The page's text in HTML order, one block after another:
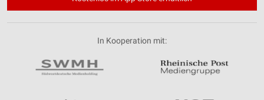
In Kooperation mit: